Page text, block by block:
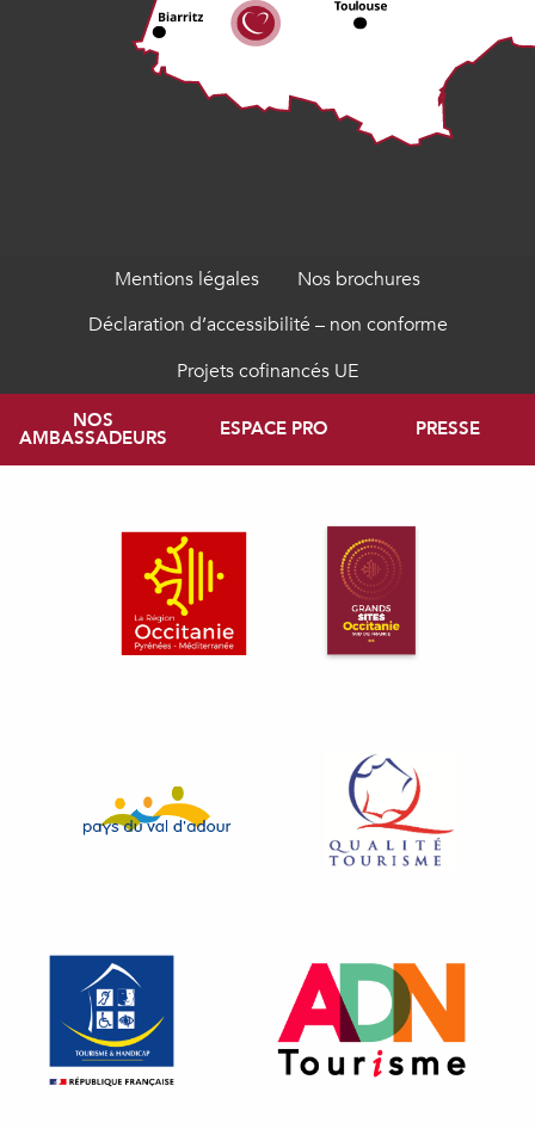
Mentions légales
Nos brochures
Déclaration d’accessibilité – non conforme
Projets cofinancés UE
NOS
AMBASSADEURS ESPACE PRO PRESSE